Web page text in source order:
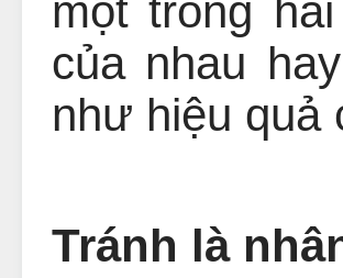
một trong
của nhau
như hiệu quả
Tránh là